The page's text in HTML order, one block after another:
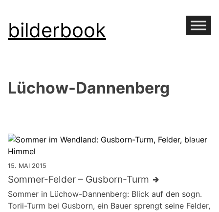
Skip
to
bilderbook
Lüchow-Dannenberg
15. MAI 2015
Sommer-Felder – Gusborn-Turm
Sommer in Lüchow-Dannenberg: Blick auf den sogn.
Torii-Turm bei Gusborn, ein Bauer sprengt seine Felder,